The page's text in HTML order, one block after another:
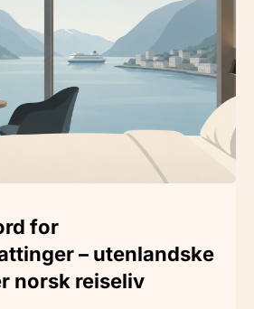
for
– utenlandske
norsk reiseliv